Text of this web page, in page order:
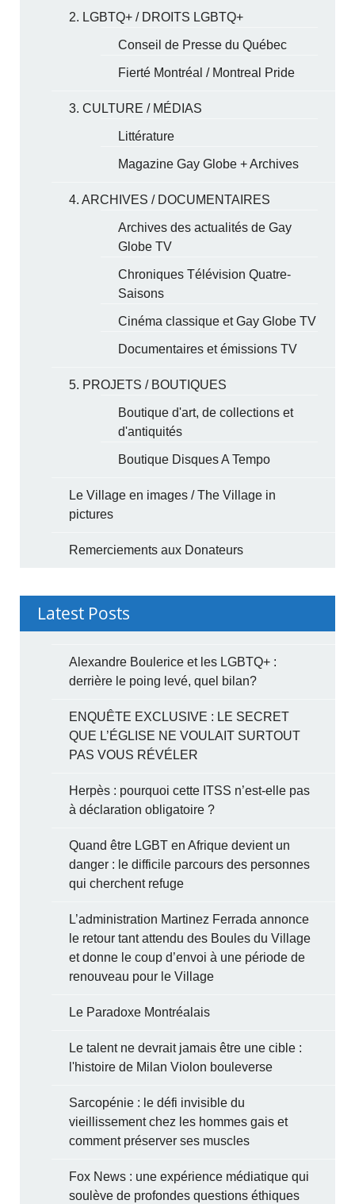
2. LGBTQ+ / DROITS LGBTQ+
Conseil de Presse du Québec
Fierté Montréal / Montreal Pride
3. CULTURE / MÉDIAS
Littérature
Magazine Gay Globe + Archives
4. ARCHIVES / DOCUMENTAIRES
Archives des actualités de Gay
Globe TV
Chroniques Télévision Quatre-
Saisons
Cinéma classique et Gay Globe TV
Documentaires et émissions TV
5. PROJETS / BOUTIQUES
Boutique d'art, de collections et
d'antiquités
Boutique Disques A Tempo
Le Village en images / The Village in
pictures
Remerciements aux Donateurs
Latest Posts
Alexandre Boulerice et les LGBTQ+ :
derrière le poing levé, quel bilan?
ENQUÊTE EXCLUSIVE : LE SECRET
QUE L’ÉGLISE NE VOULAIT SURTOUT
PAS VOUS RÉVÉLER
Herpès : pourquoi cette ITSS n’est-elle pas
à déclaration obligatoire ?
Quand être LGBT en Afrique devient un
danger : le difficile parcours des personnes
qui cherchent refuge
L’administration Martinez Ferrada annonce
le retour tant attendu des Boules du Village
et donne le coup d’envoi à une période de
renouveau pour le Village
Le Paradoxe Montréalais
Le talent ne devrait jamais être une cible :
l'histoire de Milan Violon bouleverse
Sarcopénie : le défi invisible du
vieillissement chez les hommes gais et
comment préserver ses muscles
Fox News : une expérience médiatique qui
soulève de profondes questions éthiques